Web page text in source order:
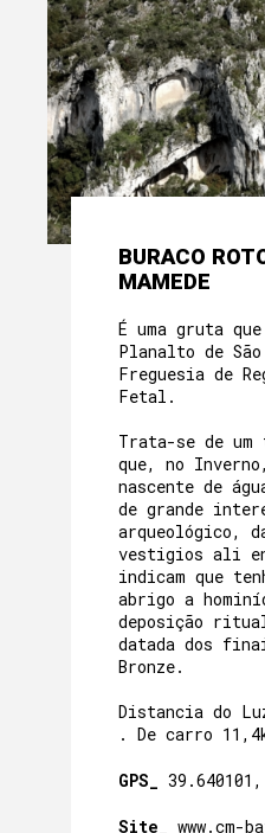
BURACO
MAMEDE
É uma gruta
Planalto de São
Freguesia de
Fetal.
Trata-se de
que, no
nascente de
de grande
arqueológico,
vestigios ali
indicam que
abrigo a
deposição
datada dos
Bronze.
Distancia do
. De carro
GPS_
Site_ www.cm-